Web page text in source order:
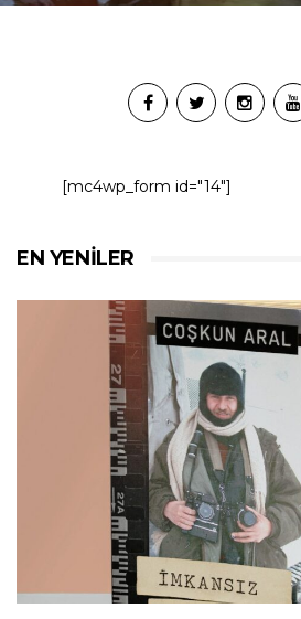
[mc4wp_form id="14"]
EN YENILER